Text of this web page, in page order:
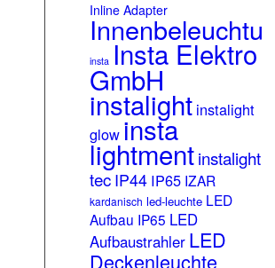
Inline Adapter
Innenbeleuchtung
insta Insta Elektro
GmbH
instalight instalight
glow insta
lightmentinstalight
tec IP44 IP65 IZAR
kardanisch led-leuchte LED
Aufbau IP65 LED
Aufbaustrahler LED
Deckenleuchte